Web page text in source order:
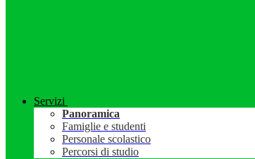
Servizi
Panoramica
Famiglie e studenti
Personale scolastico
Percorsi di studio